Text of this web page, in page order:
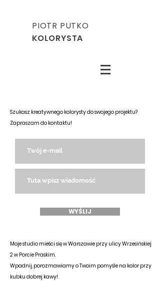
PIOTR PUTKO
KOLORYSTA
Szukasz kreatywnego kolorysty do swojego projektu?
Zapraszam do kontaktu!
Moje studio mieści się w Warszawie przy ulicy Wrzesińskiej
2 w Porcie Praskim.
Wpadnij, porozmawiamy o Twoim pomyśle na kolor przy
kubku dobrej kawy!
WYŚLIJ